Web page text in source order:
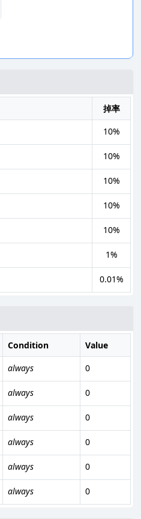
掉率
10%
10%
10%
10%
10%
1%
0.01%
Condition
Value
always 0
always 0
always 0
always 0
always 0
always 0